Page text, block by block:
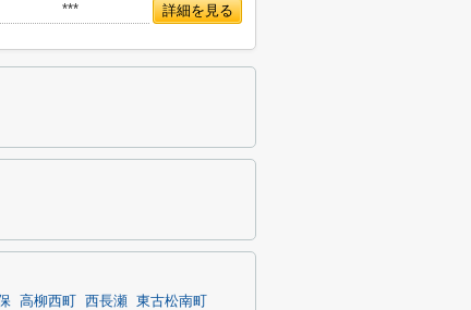
*** 詳細を見る
高柳西町 西長瀬
東古松南町